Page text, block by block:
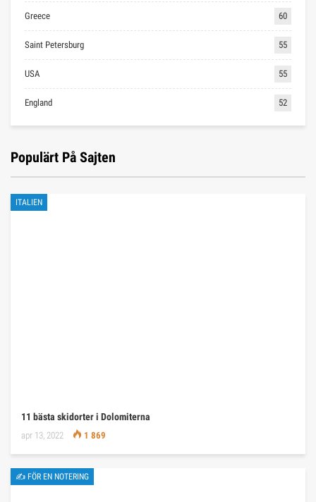
Greece 60
Saint Petersburg 55
USA 55
England 52
Populärt På Sajten
ITALIEN
11 bästa skidorter i Dolomiterna
apr 13, 2022 1 869
✍ FÖR EN NOTERING